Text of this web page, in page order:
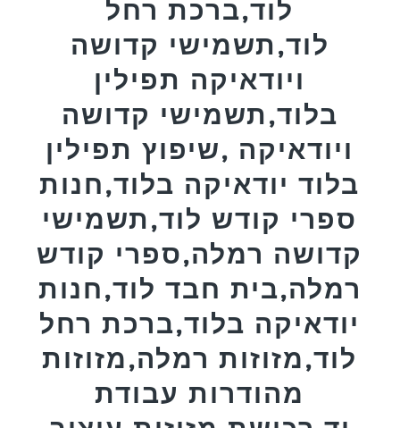
לוד,ברכת רחל
לוד,תשמישי קדושה
ויודאיקה תפילין
בלוד,תשמישי קדושה
ויודאיקה ,שיפוץ תפילין
בלוד יודאיקה בלוד,חנות
ספרי קודש לוד,תשמישי
קדושה רמלה,ספרי קודש
רמלה,בית חבד לוד,חנות
יודאיקה בלוד,ברכת רחל
לוד,מזוזות רמלה,מזוזות
מהודרות עבודת